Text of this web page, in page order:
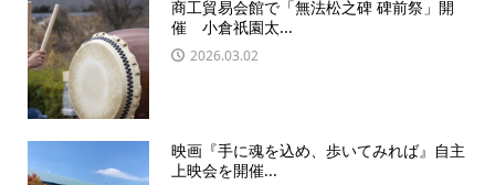
商工貿易会館で「無法松之碑 碑前祭」開
催 小倉祇園太...
2026.03.02
映画『手に魂を込め、歩いてみれば』自主
上映会を開催...